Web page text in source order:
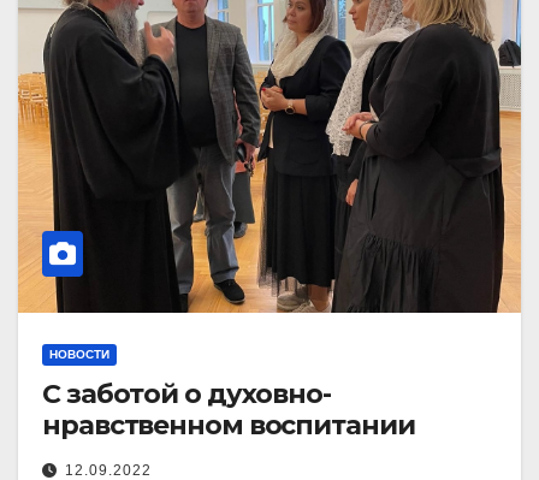
НОВОСТИ
С заботой о духовно-
нравственном воспитании
12.09.2022